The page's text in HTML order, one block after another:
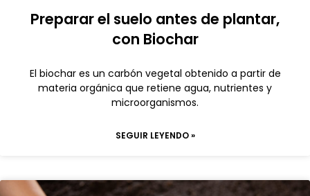
Preparar el suelo antes de plantar,
con Biochar
El biochar es un carbón vegetal obtenido a partir de
materia orgánica que retiene agua, nutrientes y
microorganismos.
SEGUIR LEYENDO »